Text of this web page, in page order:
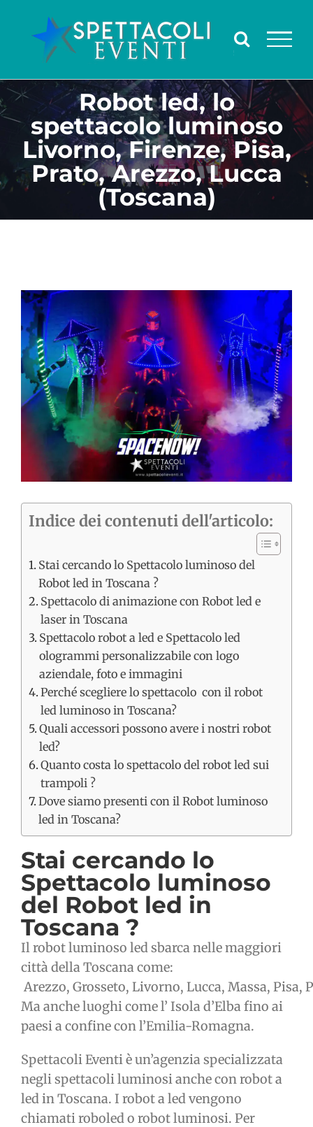
contenuto
Robot led, lo
spettacolo luminoso
Livorno, Firenze, Pisa,
Prato, Arezzo, Lucca
(Toscana)
Ingrandisci
immagine
Indice dei contenuti dell'articolo:
Stai cercando lo Spettacolo luminoso del
Robot led in Toscana ?
Spettacolo di animazione con Robot led e
laser in Toscana
Spettacolo robot a led e Spettacolo led
ologrammi personalizzabile con logo
aziendale, foto e immagini
Perché scegliere lo spettacolo con il robot
led luminoso in Toscana?
Quali accessori possono avere i nostri robot
led?
Quanto costa lo spettacolo del robot led sui
trampoli ?
Dove siamo presenti con il Robot luminoso
led in Toscana?
Stai cercando lo
Spettacolo luminoso
del Robot led in
Toscana ?
Il robot luminoso led sbarca nelle maggiori
città della Toscana come:
Arezzo, Grosseto, Livorno, Lucca, Massa, Pisa,
Ma anche luoghi come l’ Isola d’Elba fino ai
paesi a confine con l’Emilia-Romagna.
Spettacoli Eventi è un’agenzia specializzata
negli spettacoli luminosi anche con robot a
led in Toscana. I robot a led vengono
chiamati roboled o robot luminosi. Per